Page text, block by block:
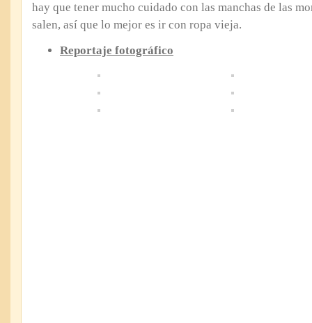
hay que tener mucho cuidado con las manchas de las
salen, así que lo mejor es ir con ropa vieja.
Reportaje fotográfico